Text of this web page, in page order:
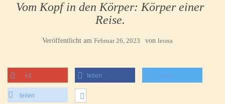
Vom Kopf in den Körper: Körper einer
Reise.
Veröffentlicht am Februar 26, 2023 von leona
+1 teilen tweet
teilen